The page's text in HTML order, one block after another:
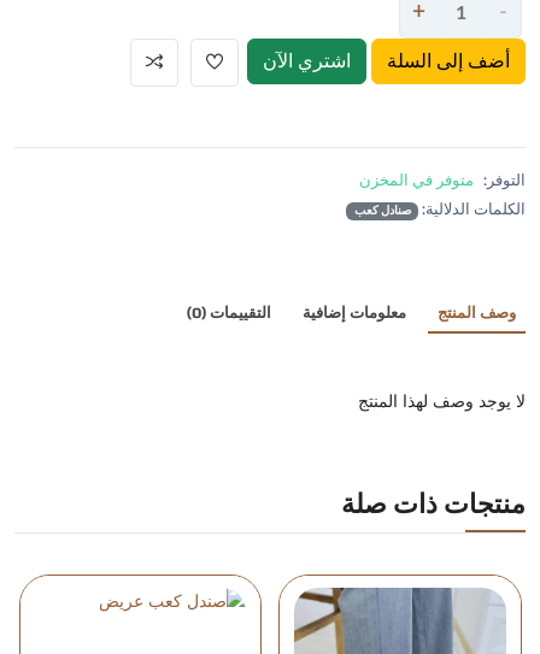
-
+
أضف إلى السلة اشتري الآن
التوفر: متوفر في المخزن
الكلمات الدلالية:
صنادل كعب
وصف المنتج معلومات إضافية التقييمات (0)
لا يوجد وصف لهذا المنتج
منتجات ذات صلة